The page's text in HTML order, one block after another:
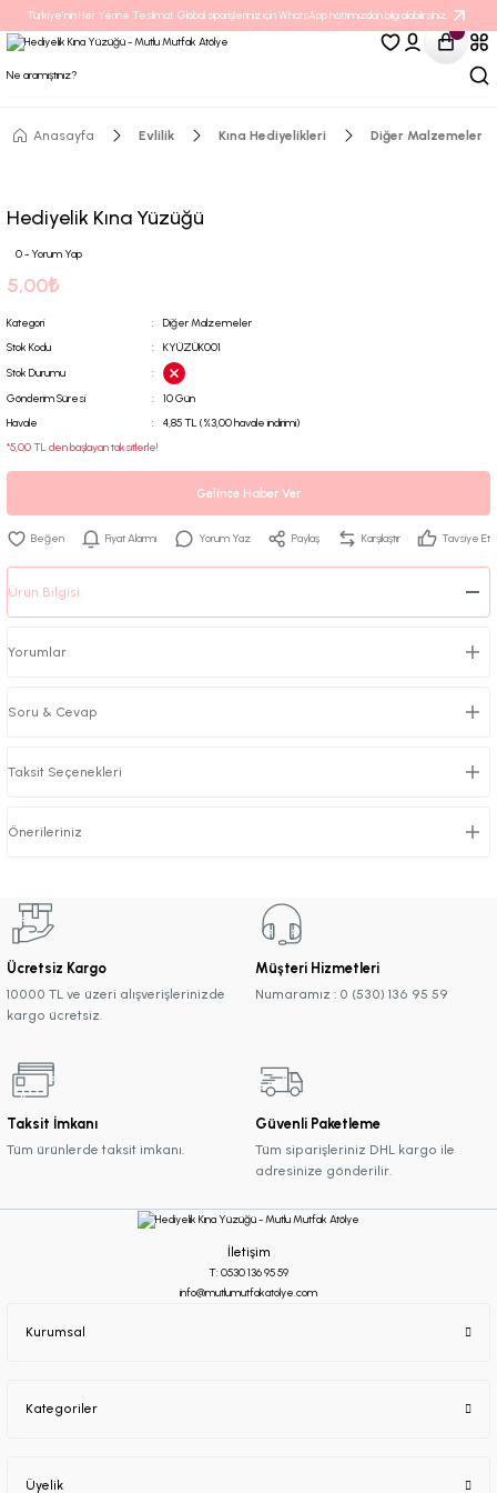
Türkiye’nin Her Yerine Teslimat. Global siparişleriniz için WhatsApp hattımızdan bilgi alabilirsiniz.
Anasayfa Evlilik Kına Hediyelikleri Diğer Malzemeler
Hediyelik Kına Yüzüğü
0 - Yorum Yap
5,00₺
Kategori
Diğer Malzemeler
Stok Kodu
KYÜZÜK001
Stok Durumu
Gönderim Süresi
10 Gün
Havale
4,85 TL (%3,00 havale indirimi)
*5,00 TL den başlayan taksitlerle!
Gelince Haber Ver
Fiyat Alarmı Yorum Yaz Paylaş Karşılaştır Tavsiye Et
Ürün Bilgisi
Yorumlar
Soru & Cevap
Taksit Seçenekleri
Önerileriniz
Ücretsiz Kargo
10000 TL ve üzeri alışverişlerinizde
kargo ücretsiz.
Müşteri Hizmetleri
Numaramız : 0 (530) 136 95 59
Taksit İmkanı
Tüm ürünlerde taksit imkanı.
Güvenli Paketleme
Tüm siparişleriniz DHL kargo ile
adresinize gönderilir.
İletişim
T: 0530 136 95 59
info@mutlumutfakatolye.com
Kurumsal
Kategoriler
Üyelik